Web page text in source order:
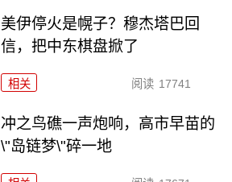
美伊停火是幌子？穆杰塔巴回
信，把中东棋盘掀了
相关 阅读 17741
冲之鸟礁一声炮响，高市早苗的
\"岛链梦\"碎一地